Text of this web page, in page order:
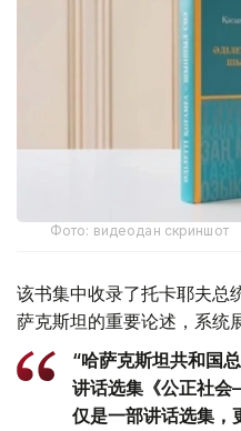
Фото: видеодан скриншот
该书集中收录了托卡耶夫总
萨克斯坦的重要论述，系统
“哈萨克斯坦共和国
讲话选集《公正社
仅是一部讲话选集，